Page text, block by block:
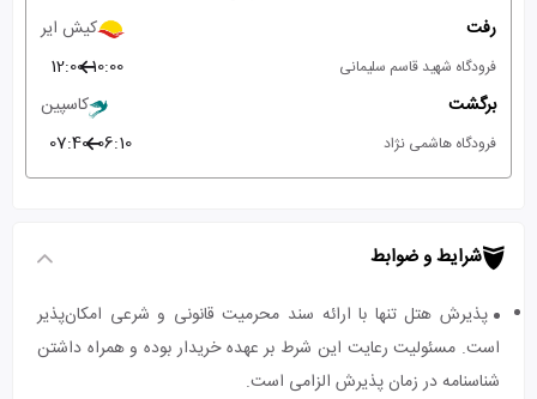
رفت
کیش ایر
فرودگاه شهید قاسم سلیمانی 10:00
12:00
برگشت
کاسپین
فرودگاه هاشمی نژاد 06:10
07:40
شرایط و ضوابط
پذیرش هتل تنها با ارائه سند محرمیت قانونی و شرعی امکان‌پذیر
است. مسئولیت رعایت این شرط بر عهده خریدار بوده و همراه داشتن
شناسنامه در زمان پذیرش الزامی است.